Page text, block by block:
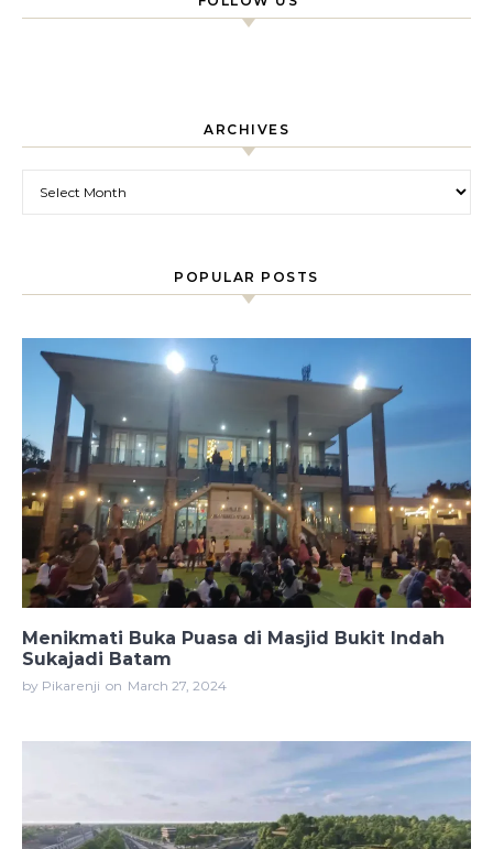
ARCHIVES
POPULAR POSTS
Menikmati Buka Puasa di Masjid Bukit Indah
Sukajadi Batam
by Pikarenji on March 27, 2024